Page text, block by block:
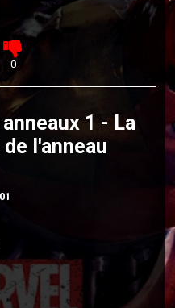
0
1 - La
l'anneau